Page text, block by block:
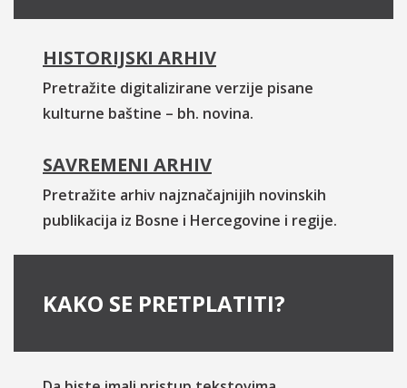
HISTORIJSKI ARHIV
Pretražite digitalizirane verzije pisane
kulturne baštine – bh. novina.
SAVREMENI ARHIV
Pretražite arhiv najznačajnijih novinskih
publikacija iz Bosne i Hercegovine i regije.
KAKO SE PRETPLATITI?